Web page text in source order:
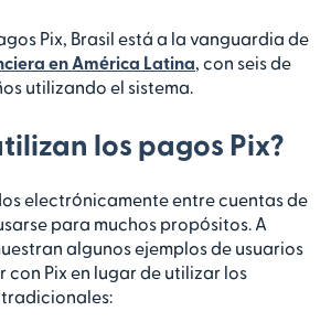
Pix, Brasil está a la vanguardia de
en América Latina, con seis de
utilizando el sistema.
los pagos Pix?
electrónicamente entre cuentas de
para muchos propósitos. A
algunos ejemplos de usuarios
Pix en lugar de utilizar los